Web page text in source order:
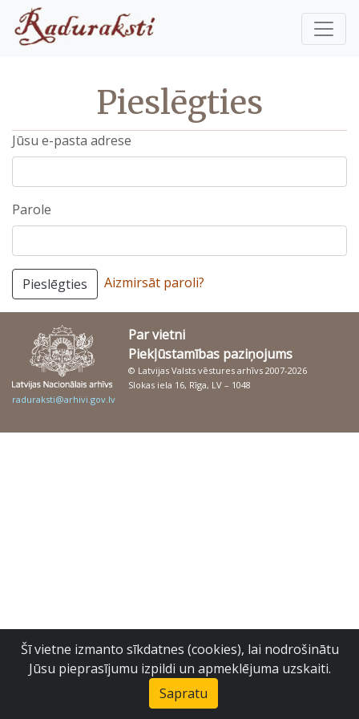
Pieslēgties
Jūsu e-pasta adrese
Parole
Pieslēgties Aizmirsāt paroli?
Par vietni
Piekļūstamības paziņojums
© Latvijas Valsts vēstures arhīvs 2007-2026
Slokas iela 16, Rīga, LV – 1048
raduraksti@arhivi.gov.lv
Šī vietne izmanto sīkdatnes (cookies), lai nodrošinātu
Jūsu pieprasījumu izpildi un apmeklējuma uzskaiti.
Sapratu